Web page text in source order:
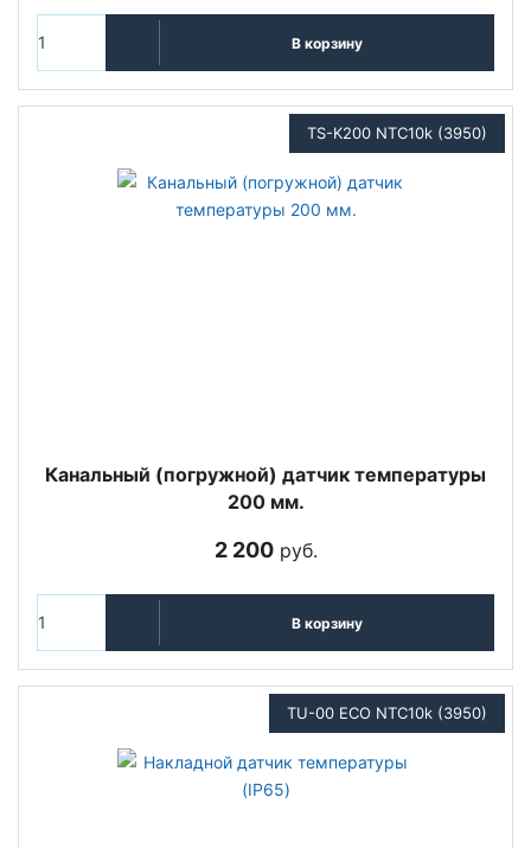
В корзину
TS-K200 NTC10k (3950)
Канальный (погружной) датчик температуры
200 мм.
2 200руб.
В корзину
TU-00 ECO NTC10k (3950)